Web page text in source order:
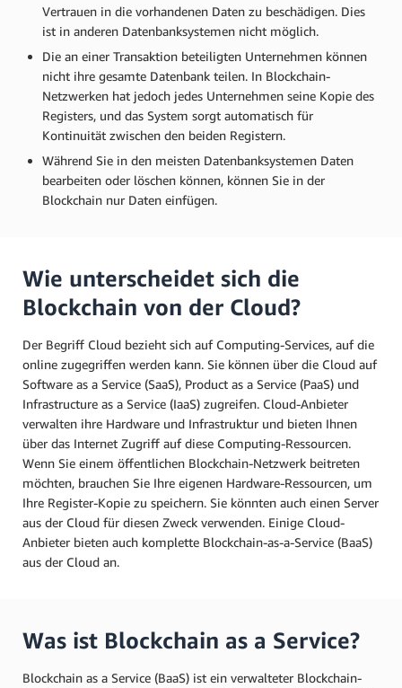
Vertrauen in die vorhandenen Daten zu beschädigen. Dies
ist in anderen Datenbanksystemen nicht möglich.
Die an einer Transaktion beteiligten Unternehmen können
nicht ihre gesamte Datenbank teilen. In Blockchain-
Netzwerken hat jedoch jedes Unternehmen seine Kopie des
Registers, und das System sorgt automatisch für
Kontinuität zwischen den beiden Registern.
Während Sie in den meisten Datenbanksystemen Daten
bearbeiten oder löschen können, können Sie in der
Blockchain nur Daten einfügen.
Wie unterscheidet sich die
Blockchain von der Cloud?
Der Begriff Cloud bezieht sich auf Computing-Services, auf die
online zugegriffen werden kann. Sie können über die Cloud auf
Software as a Service (SaaS), Product as a Service (PaaS) und
Infrastructure as a Service (IaaS) zugreifen. Cloud-Anbieter
verwalten ihre Hardware und Infrastruktur und bieten Ihnen
über das Internet Zugriff auf diese Computing-Ressourcen.
Wenn Sie einem öffentlichen Blockchain-Netzwerk beitreten
möchten, brauchen Sie Ihre eigenen Hardware-Ressourcen, um
Ihre Register-Kopie zu speichern. Sie könnten auch einen Server
aus der Cloud für diesen Zweck verwenden. Einige Cloud-
Anbieter bieten auch komplette Blockchain-as-a-Service (BaaS)
aus der Cloud an.
Was ist Blockchain as a Service?
Blockchain as a Service (BaaS) ist ein verwalteter Blockchain-